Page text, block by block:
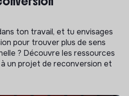
ton travail, et tu envisages
pour trouver plus de sens
? Découvre les ressources
un projet de reconversion et